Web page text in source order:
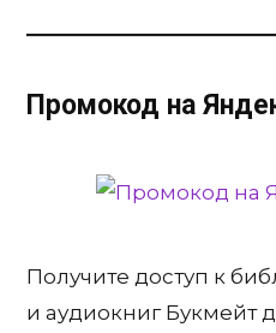
Промокод на
Получите доступ к
и аудиокниг Букмейт